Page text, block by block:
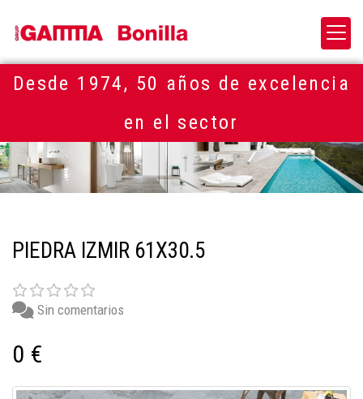
Desde 1974, 50 años de excelencia
en el sector
PIEDRA IZMIR 61X30.5
Sin comentarios
0 €